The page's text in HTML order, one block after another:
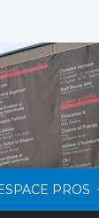
PROS